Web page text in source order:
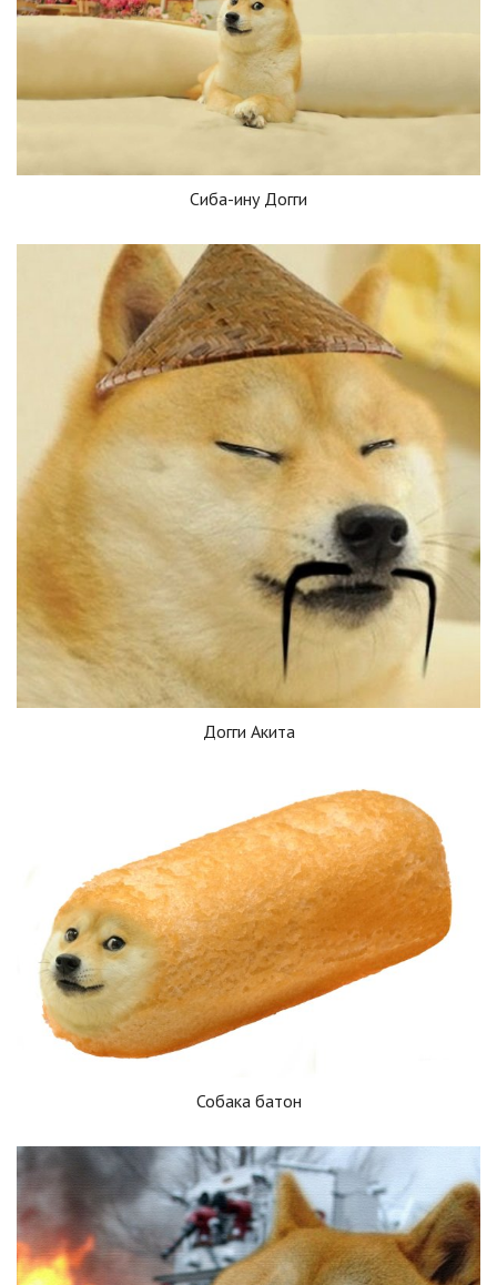
Сиба-ину Догги
Догги Акита
Собака батон